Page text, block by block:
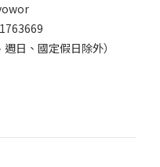
日、國定假日除外）